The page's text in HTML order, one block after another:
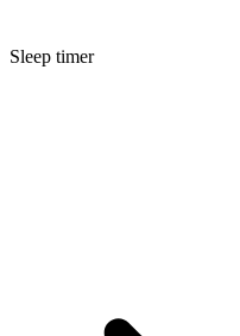
Sleep timer